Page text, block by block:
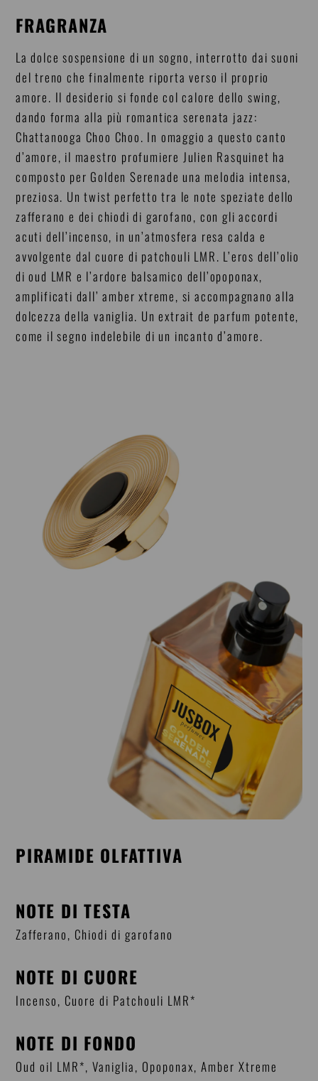
nel
carrello
FRAGRANZA
La dolce sospensione di un sogno, interrotto dai suoni
del treno che finalmente riporta verso il proprio
amore. Il desiderio si fonde col calore dello swing,
dando forma alla più romantica serenata jazz:
Chattanooga Choo Choo. In omaggio a questo canto
d’amore, il maestro profumiere Julien Rasquinet ha
composto per Golden Serenade una melodia intensa,
preziosa. Un twist perfetto tra le note speziate dello
zafferano e dei chiodi di garofano, con gli accordi
acuti dell’incenso, in un’atmosfera resa calda e
avvolgente dal cuore di patchouli LMR. L’eros dell’olio
di oud LMR e l’ardore balsamico dell’opoponax,
amplificati dall’ amber xtreme, si accompagnano alla
dolcezza della vaniglia. Un extrait de parfum potente,
come il segno indelebile di un incanto d’amore.
PIRAMIDE OLFATTIVA
NOTE DI TESTA
Zafferano, Chiodi di garofano
NOTE DI CUORE
Incenso, Cuore di Patchouli LMR*
NOTE DI FONDO
Oud oil LMR*, Vaniglia, Opoponax, Amber Xtreme